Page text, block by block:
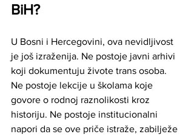
BiH?
U Bosni i Hercegovini, ova nevidljivost
je još izraženija. Ne postoje javni arhivi
koji dokumentuju živote trans osoba.
Ne postoje lekcije u školama koje
govore o rodnoj raznolikosti kroz
historiju. Ne postoje institucionalni
napori da se ove priče istraže, zabilježe